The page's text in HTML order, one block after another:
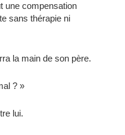
une compensation
sans thérapie ni
la main de son père.
? »
lui.